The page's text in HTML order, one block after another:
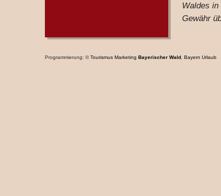
Waldes
Gewähr
Programmierung: ©Tourismus Marketing Bayerischer Wald Bayern Urlaub